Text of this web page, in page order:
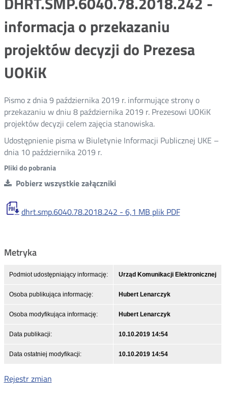
informacja o przekazaniu
projektów decyzji do Prezesa
UOKiK
Pismo z dnia 9 października 2019 r. informujące strony o
przekazaniu w dniu 8 października 2019 r. Prezesowi UOKiK
projektów decyzji celem zajęcia stanowiska.
Udostępnienie pisma w Biuletynie Informacji Publicznej UKE –
dnia 10 października 2019 r.
Pliki do pobrania
Pobierz wszystkie załączniki
dhrt.smp.6040.78.2018.242 - 6,1 MB plik PDF
Metryka
Podmiot udostępniający informację: Urząd Komunikacji Elektronicznej
Osoba publikująca informację: Hubert Lenarczyk
Osoba modyfikująca informację: Hubert Lenarczyk
Data publikacji: 10.10.2019 14:54
Data ostatniej modyfikacji: 10.10.2019 14:54
Rejestr zmian